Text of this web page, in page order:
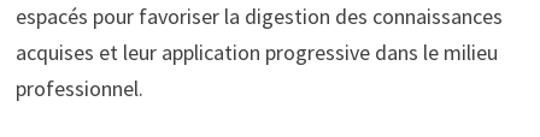
espacés pour favoriser la digestion des connaissances
acquises et leur application progressive dans le milieu
professionnel.